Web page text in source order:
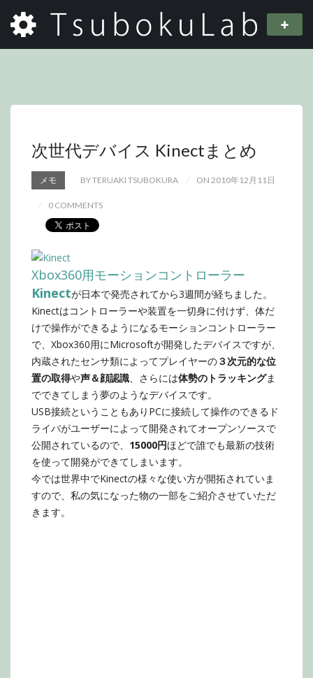
次世代デバイス Kinectまとめ
メモ BY TERUAKI TSUBOKURA ON 2010年12月11日
0 COMMENTS
Xbox360用モーションコントローラー
Kinectが日本で発売されてから3週間が経ちました。
Kinectはコントローラーや装置を一切身に付けず、体だ
けで操作ができるようになるモーションコントローラー
で、Xbox360用にMicrosoftが開発したデバイスですが、
内蔵されたセンサ類によってプレイヤーの３次元的な位
置の取得や声＆顔認識、さらには体勢のトラッキングま
でできてしまう夢のようなデバイスです。
USB接続ということもありPCに接続して操作のできるド
ライバがユーザーによって開発されてオープンソースで
公開されているので、 15000円ほどで誰でも最新の技術
を使って開発ができてしまいます。
今では世界中でKinectの様々な使い方が開拓されていま
すので、私の気になった物の一部をご紹介させていただ
きます。